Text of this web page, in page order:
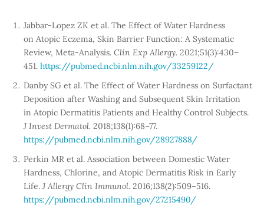
Jabbar-Lopez ZK et al. The Effect of Water Hardness
on Atopic Eczema, Skin Barrier Function: A Systematic
Review, Meta-Analysis. Clin Exp Allergy. 2021;51(3):430–
451. https://pubmed.ncbi.nlm.nih.gov/33259122/
Danby SG et al. The Effect of Water Hardness on Surfactant
Deposition after Washing and Subsequent Skin Irritation
in Atopic Dermatitis Patients and Healthy Control Subjects.
J Invest Dermatol. 2018;138(1):68–77.
https://pubmed.ncbi.nlm.nih.gov/28927888/
Perkin MR et al. Association between Domestic Water
Hardness, Chlorine, and Atopic Dermatitis Risk in Early
Life. J Allergy Clin Immunol. 2016;138(2):509–516.
https://pubmed.ncbi.nlm.nih.gov/27215490/